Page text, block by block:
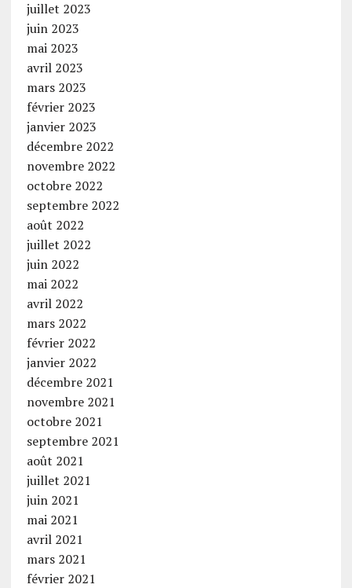
juillet 2023
juin 2023
mai 2023
avril 2023
mars 2023
février 2023
janvier 2023
décembre 2022
novembre 2022
octobre 2022
septembre 2022
août 2022
juillet 2022
juin 2022
mai 2022
avril 2022
mars 2022
février 2022
janvier 2022
décembre 2021
novembre 2021
octobre 2021
septembre 2021
août 2021
juillet 2021
juin 2021
mai 2021
avril 2021
mars 2021
février 2021